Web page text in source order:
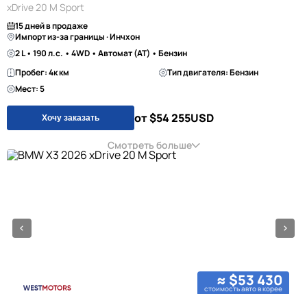
xDrive 20 M Sport
15 дней в продаже
Импорт из-за границы · Инчхон
2 L • 190 л.с. • 4WD • Автомат (AT) • Бензин
Пробег: 4к км
Тип двигателя: Бензин
Мест: 5
Хочу заказать от $54 255USD
Смотреть больше
≈ $53 430
стоимость авто в корее